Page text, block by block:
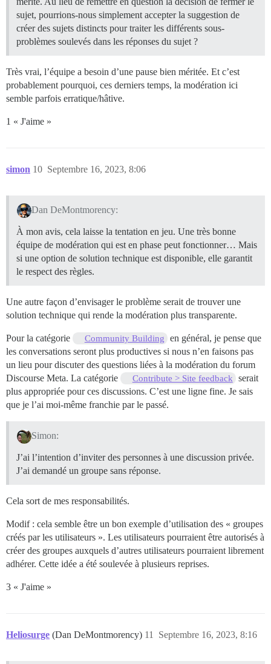
sujet, pourrions-nous simplement accepter la suggestion de
créer des sujets distincts pour traiter les différents sous-
problèmes soulevés dans les réponses du sujet ?
Très vrai, l’équipe a besoin d’une pause bien méritée. Et c’est
probablement pourquoi, ces derniers temps, la modération ici
semble parfois erratique/hâtive.
1 « J'aime »
simon Septembre 16, 2023, 8:06
10
Dan DeMontmorency:
À mon avis, cela laisse la tentation en jeu. Une très bonne
équipe de modération qui est en phase peut fonctionner… Mais
si une option de solution technique est disponible, elle garantit
le respect des règles.
Une autre façon d’envisager le problème serait de trouver une
solution technique qui rende la modération plus transparente.
Pour la catégorie Community Building
en général, je pense que
les conversations seront plus productives si nous n’en faisons pas
un lieu pour discuter des questions liées à la modération du forum
Discourse Meta. La catégorie
Contribute > Site feedback
serait
plus appropriée pour ces discussions. C’est une ligne fine. Je sais
que je l’ai moi-même franchie par le passé.
Simon:
J’ai l’intention d’inviter des personnes à une discussion privée.
J’ai demandé un groupe sans réponse.
Cela sort de mes responsabilités.
Modif : cela semble être un bon exemple d’utilisation des « groupes
créés par les utilisateurs ». Les utilisateurs pourraient être autorisés à
créer des groupes auxquels d’autres utilisateurs pourraient librement
adhérer. Cette idée a été soulevée à plusieurs reprises.
3 « J'aime »
Heliosurge (Dan DeMontmorency) Septembre 16, 2023, 8:16
11